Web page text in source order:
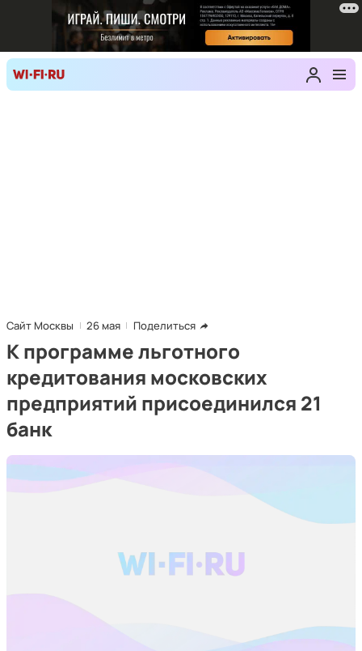
Сайт Москвы 26 мая Поделиться
К программе льготного
кредитования московских
предприятий присоединился 21
банк